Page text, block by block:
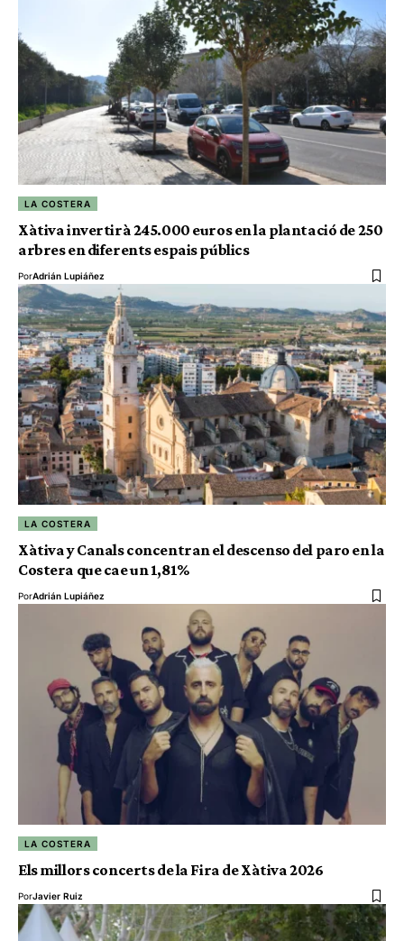
LA COSTERA
Xàtiva invertirà 245.000 euros en la plantació de 250
arbres en diferents espais públics
PorAdrián Lupiáñez
LA COSTERA
Xàtiva y Canals concentran el descenso del paro en la
Costera que cae un 1,81%
PorAdrián Lupiáñez
LA COSTERA
Els millors concerts de la Fira de Xàtiva 2026
PorJavier Ruiz